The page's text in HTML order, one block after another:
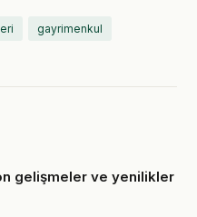
gayrimenkul
gelişmeler ve yenilikler